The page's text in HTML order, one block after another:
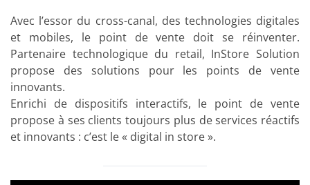
Avec l’essor du cross-canal, des technologies digitales
et mobiles, le point de vente doit se réinventer.
Partenaire technologique du retail, InStore Solution
propose des solutions pour les points de vente
innovants.
Enrichi de dispositifs interactifs, le point de vente
propose à ses clients toujours plus de services réactifs
et innovants : c’est le « digital in store ».